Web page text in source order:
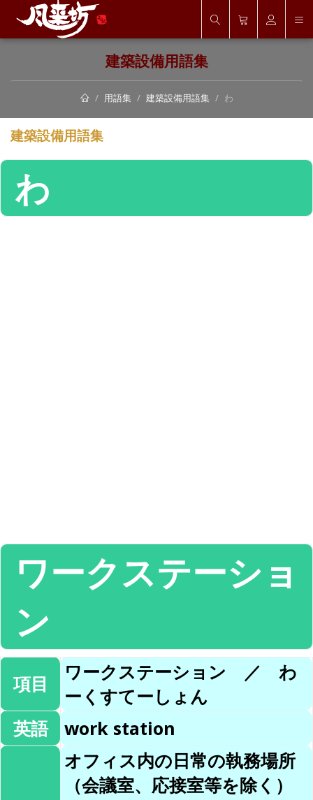
建築設備用語集
用語集 建築設備用語集 わ
建築設備用語集
わ
ワークステーショ
ン
項目
ワークステーション ／ わ
ーくすてーしょん
英語
work station
オフィス内の日常の執務場所
（会議室、応接室等を除く）